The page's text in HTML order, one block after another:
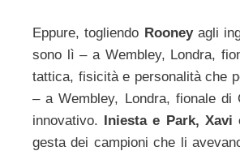
Eppure, togliendo Rooneyagli
sono lì – a Wembley, Londra,
tattica, fisicità e personalità che
– a Wembley, Londra, fionale di
innovativo. Iniesta e Park,
gesta dei campioni che li